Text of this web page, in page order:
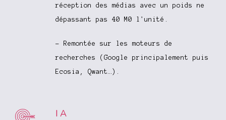
réception des médias avec un poids ne
dépassant pas 40 M0 l'unité.
- Remontée sur les moteurs de
recherches (Google principalement puis
Ecosia, Qwant…).
IA